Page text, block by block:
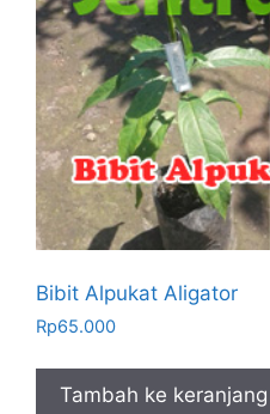
Bibit Alpukat Aligator
Rp65.000
Tambah ke keranjang